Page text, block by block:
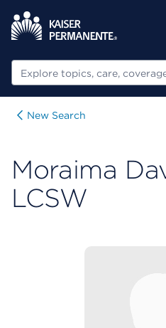
Buscar
New Search
Moraima
LCSW